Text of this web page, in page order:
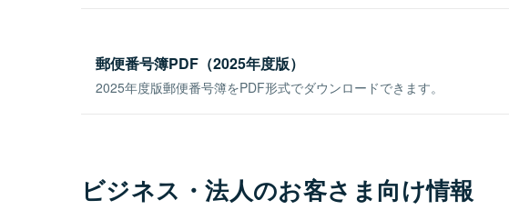
郵便番号簿PDF（2025年度版）
2025年度版郵便番号簿をPDF形式でダウンロードできます。
ビジネス・法人のお客さま向け情報